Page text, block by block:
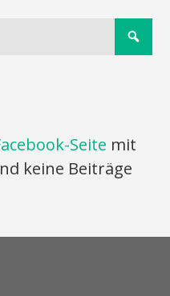
Seite mit
keine Beiträge